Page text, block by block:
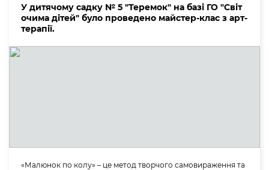
У дитячому садку № 5 "Теремок" на базі ГО "Світ
очима дітей" було проведено майстер-клас з арт-
терапії.
«Малюнок по колу» – це метод творчого самовираження та